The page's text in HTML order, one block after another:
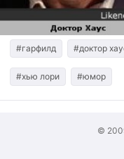
Для публикации
Поиск
#гарфилд #доктор
#хью лори #юмор
©